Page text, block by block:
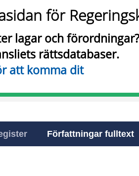
för
lagar och
rättsdatabaser.
att komma dit
Författningar fulltext